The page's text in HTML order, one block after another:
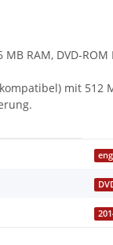
RAM, DVD-
mit